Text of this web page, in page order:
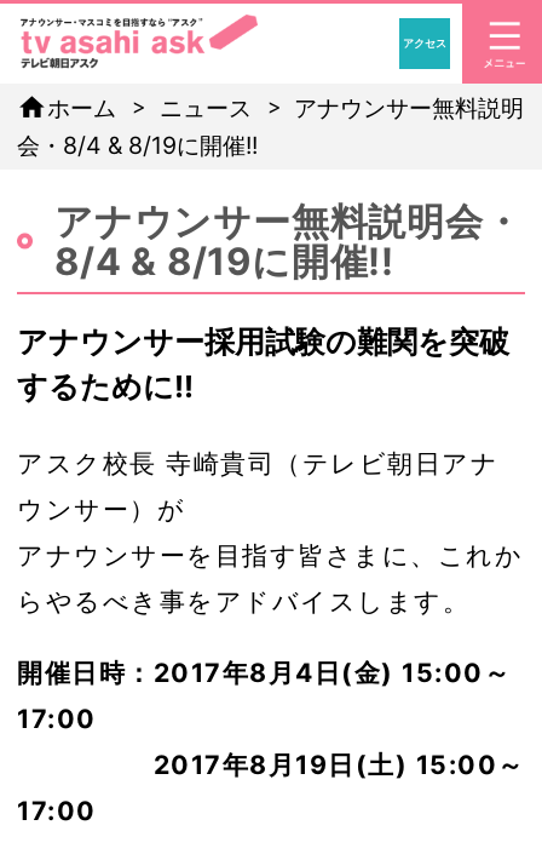
「アナウンサー・マ
アクセス
homeホーム ニュース
アナウンサー無料説明
会・8/4 & 8/19に開催!!
アナウンサー無料説明会・
8/4 & 8/19に開催!!
アナウンサー採用試験の難関を突破
するために!!
アスク校長 寺崎貴司（テレビ朝日アナ
ウンサー）が
アナウンサーを目指す皆さまに、これか
らやるべき事をアドバイスします。
開催日時：2017年8月4日(金) 15:00～
17:00
2017年8月19日(土) 15:00～
17:00